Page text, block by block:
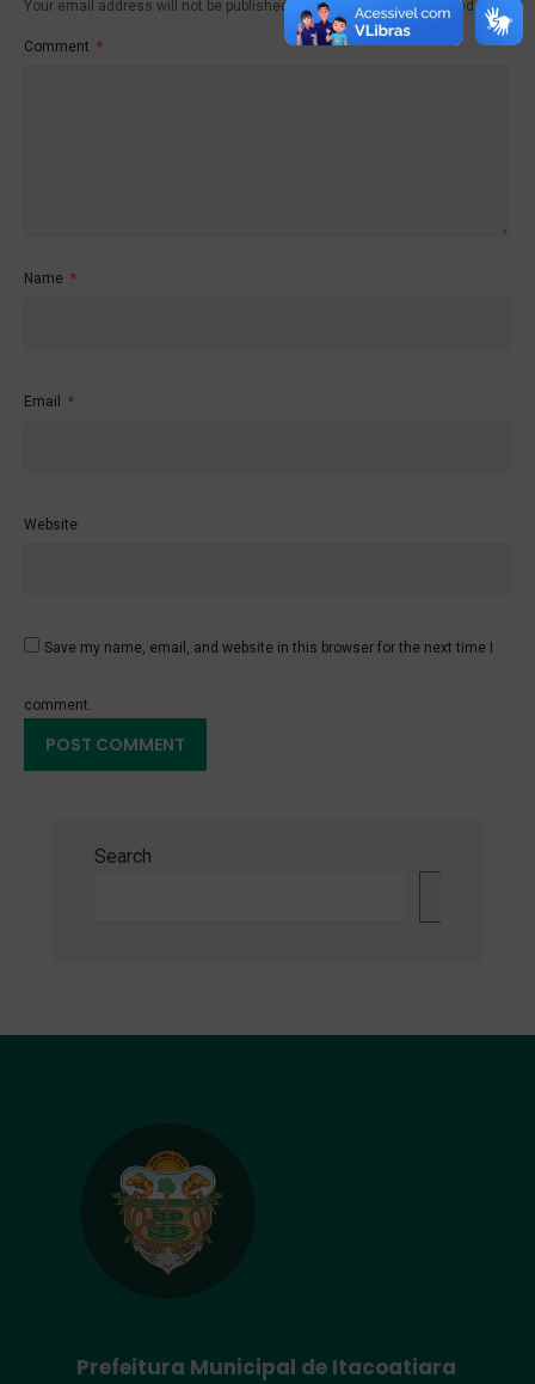
Your email address will not be published. Required fields are marked
Comment *
Name *
Email *
Website
Save my name, email, and website in this browser for the next time I
comment.
Search
Prefeitura Municipal de Itacoatiara